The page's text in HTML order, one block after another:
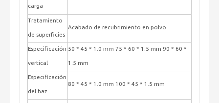
carga
Tratamiento
de superficies
Acabado de recubrimiento en polvo
Especificación
vertical
50 * 45 * 1.0 mm 75 * 60 * 1.5 mm 90 * 60 *
1.5 mm
Especificación
del haz
80 * 45 * 1.0 mm 100 * 45 * 1.5 mm